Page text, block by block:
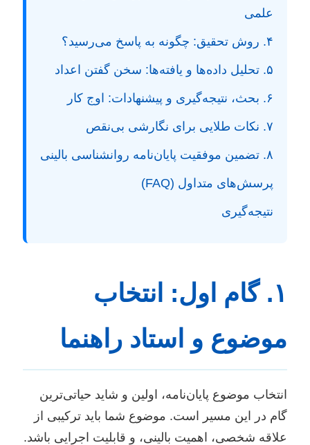
علمی
۴. روش تحقیق: چگونه به پاسخ می‌رسید؟
۵. تحلیل داده‌ها و یافته‌ها: سخن گفتن اعداد
۶. بحث، نتیجه‌گیری و پیشنهادات: اوج کار
۷. نکات طلایی برای نگارشی بی‌نقص
۸. تضمین موفقیت پایان‌نامه روانشناسی بالینی
پرسش‌های متداول (FAQ)
نتیجه‌گیری
۱. گام اول: انتخاب
موضوع و استاد راهنما
انتخاب موضوع پایان‌نامه، اولین و شاید حیاتی‌ترین
گام در این مسیر است. موضوع شما باید ترکیبی از
علاقه شخصی، اهمیت بالینی، و قابلیت اجرایی باشد.